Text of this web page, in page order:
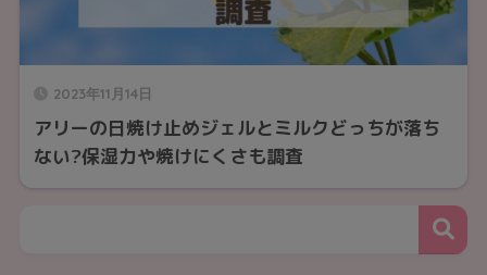
2023年11月14日
アリーの日焼け止めジェルとミルクどっちが落ち
ない?保湿力や焼けにくさも調査